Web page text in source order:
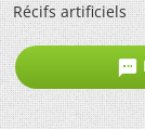
Récifs artificiels
